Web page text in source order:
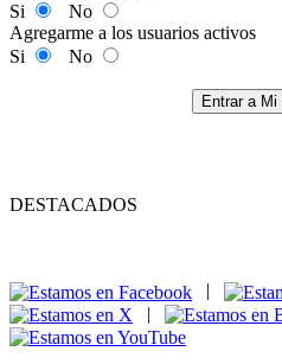
Si
No
Agregarme a los usuarios activos
Si
No
Entrar a Mi
DESTACADOS
|